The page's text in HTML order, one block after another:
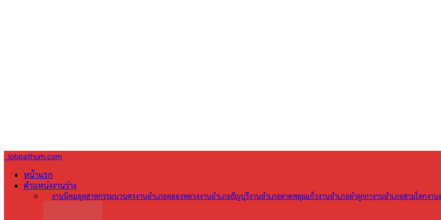
jobpathum.com
หน้าแรก
ตำแหน่งงานว่าง
งานนิคมอุตสาหกรรมนวนครงานอำเภอคลองหลวงงานอำเภอธัญบุรีงานอำเภอลาดหลุมแก้วงานอำเภอลำลูกกางานอำเภอสามโคกงาน